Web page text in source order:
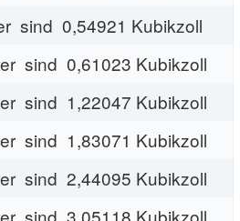
sind 0,54921 Kubikzoll
sind 0,61023 Kubikzoll
sind 1,22047 Kubikzoll
sind 1,83071 Kubikzoll
sind 2,44095 Kubikzoll
sind 3,05118 Kubikzoll